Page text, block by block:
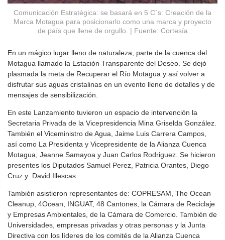
Comunicación Estratégica: se basará en 5 C´s: Creación de la
Marca Motagua para posicionarlo como una marca y proyecto
de país que llene de orgullo. | Fuente: Cortesía
En un mágico lugar lleno de naturaleza, parte de la cuenca del
Motagua llamado la Estación Transparente del Deseo. Se dejó
plasmada la meta de Recuperar el Río Motagua y así volver a
disfrutar sus aguas cristalinas en un evento lleno de detalles y de
mensajes de sensibilización.
En este Lanzamiento tuvieron un espacio de intervención la
Secretaria Privada de la Vicepresidencia Mina Griselda González.
También el Viceministro de Agua, Jaime Luis Carrera Campos,
así como La Presidenta y Vicepresidente de la Alianza Cuenca
Motagua, Jeanne Samayoa y Juan Carlos Rodriguez. Se hicieron
presentes los Diputados Samuel Perez, Patricia Orantes, Diego
Cruz y David Illescas.
También asistieron representantes de: COPRESAM, The Ocean
Cleanup, 4Ocean, INGUAT, 48 Cantones, la Cámara de Reciclaje
y Empresas Ambientales, de la Cámara de Comercio. También de
Universidades, empresas privadas y otras personas y la Junta
Directiva con los líderes de los comités de la Alianza Cuenca